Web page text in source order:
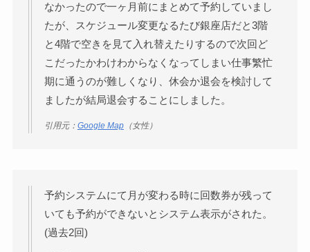
なかったので一ヶ月前にまとめて予約していまし
たが、スケジュール変更なるたび銀座店だと3階
と4階で空きを見て入れ替えたりするので次回ど
こだったかわけわからなくなってしまい仕事繁忙
期に通うのが難しくなり、休会か退会を検討して
ましたが結局退会することにしました。
引用元： Google Map（女性）
予約システムにて月が変わる時に回数券が残って
いても予約ができないとシステム表示がされた。
(過去2回)